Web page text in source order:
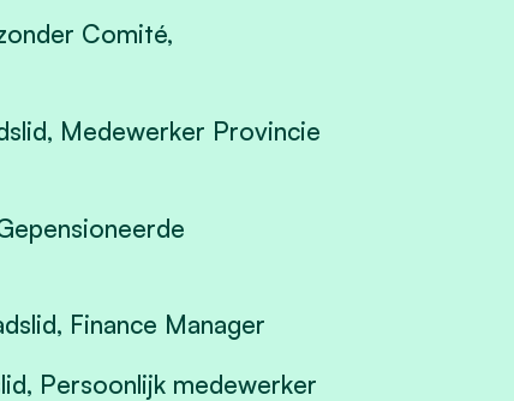
Comité,
Medewerker Provincie
Finance Manager
Persoonlijk medewerker